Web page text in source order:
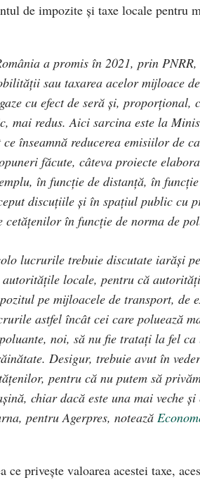
de impozite și taxe locale pentru
a promis în 2021, prin
sau taxarea acelor mijloace
cu efect de seră și,
mai redus. Aici sarcina este la
ce înseamnă reducerea emisiilor de
făcute, câteva proiecte
în funcție de distanță, în
discuțiile și în spațiul public cu
cetățenilor în funcție de norma de
lucrurile trebuie discutate iarăși
autoritățile locale, pentru că
pe mijloacele de transport, de
astfel încât cei care poluează
noi, să nu fie tratați la fel
Desigur, trebuie avut în
pentru că nu putem să
chiar dacă este una mai veche
pentru Agerpres, notează
ce privește valoarea acestei taxe,